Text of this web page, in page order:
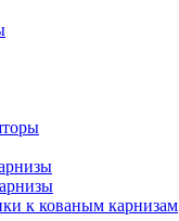
к кованым карнизам